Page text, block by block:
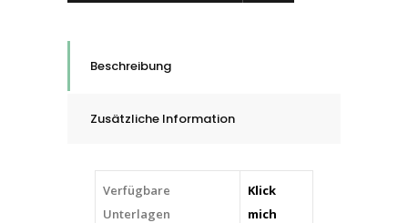
Beschreibung
Zusätzliche Information
Verfügbare
Unterlagen
Klick
mich